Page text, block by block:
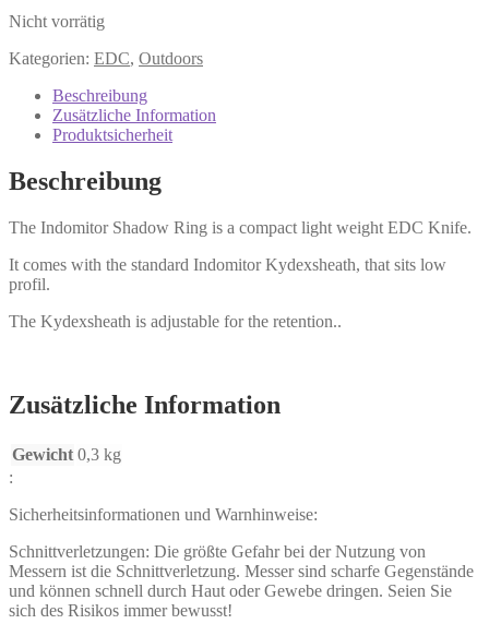
Nicht vorrätig
Kategorien: EDC, Outdoors
Beschreibung
Zusätzliche Information
Produktsicherheit
Beschreibung
The Indomitor Shadow Ring is a compact light weight EDC Knife.
It comes with the standard Indomitor Kydexsheath, that sits low
profil.
The Kydexsheath is adjustable for the retention..
Zusätzliche Information
Gewicht 0,3 kg
:
Sicherheitsinformationen und Warnhinweise:
Schnittverletzungen: Die größte Gefahr bei der Nutzung von
Messern ist die Schnittverletzung. Messer sind scharfe Gegenstände
und können schnell durch Haut oder Gewebe dringen. Seien Sie
sich des Risikos immer bewusst!